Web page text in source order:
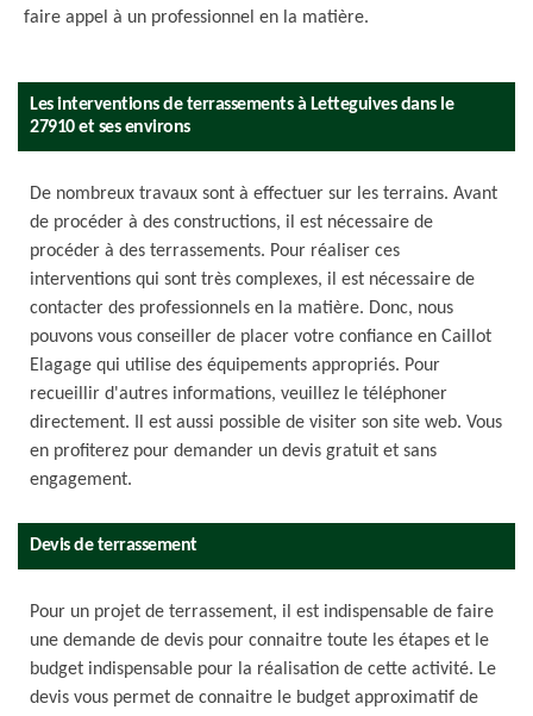
faire appel à un professionnel en la matière.
Les interventions de terrassements à Letteguives dans le
27910 et ses environs
De nombreux travaux sont à effectuer sur les terrains. Avant
de procéder à des constructions, il est nécessaire de
procéder à des terrassements. Pour réaliser ces
interventions qui sont très complexes, il est nécessaire de
contacter des professionnels en la matière. Donc, nous
pouvons vous conseiller de placer votre confiance en Caillot
Elagage qui utilise des équipements appropriés. Pour
recueillir d'autres informations, veuillez le téléphoner
directement. Il est aussi possible de visiter son site web. Vous
en profiterez pour demander un devis gratuit et sans
engagement.
Devis de terrassement
Pour un projet de terrassement, il est indispensable de faire
une demande de devis pour connaitre toute les étapes et le
budget indispensable pour la réalisation de cette activité. Le
devis vous permet de connaitre le budget approximatif de